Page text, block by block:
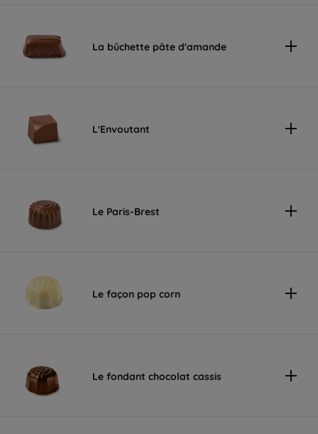
La bûchette pâte d'amande
L'Envoutant
Le Paris-Brest
Le façon pop corn
Le fondant chocolat cassis